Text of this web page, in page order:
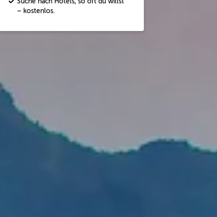
– kostenlos.